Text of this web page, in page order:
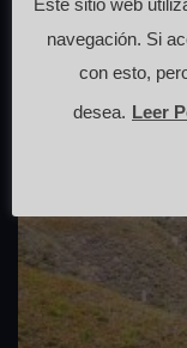
Este sitio web
navegación. Si
con esto,
desea. Leer